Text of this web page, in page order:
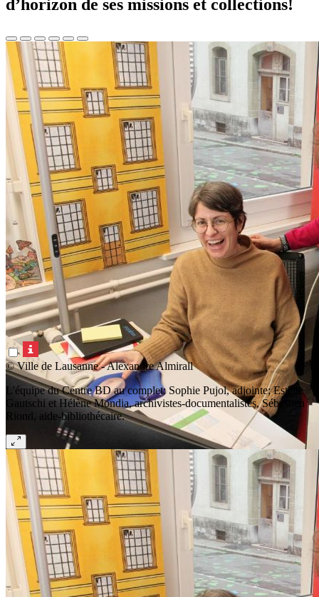
d’horizon de ses missions et collections!
© Ville de Lausanne - Alexandre Almirall
L'équipe du Centre BD au complet: Sophie Pujol, adjointe; Estelle
Gautschi et Hélène Mondia, archivistes-documentalistes, Sébastien
Riond, aide-bibliothécaire.